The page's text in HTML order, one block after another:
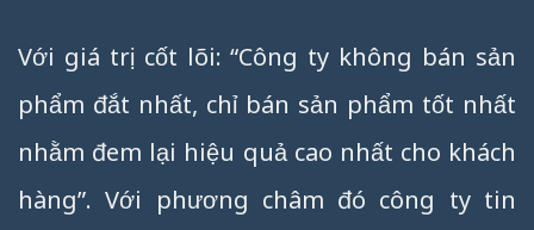
Với giá trị cốt lõi: “Công ty không bán sản
phẩm đắt nhất, chỉ bán sản phẩm tốt nhất
nhằm đem lại hiệu quả cao nhất cho khách
hàng”. Với phương châm đó công ty tin